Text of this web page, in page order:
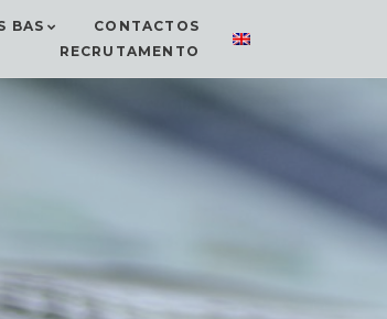
BAS
CONTACTOS
RECRUTAMENTO